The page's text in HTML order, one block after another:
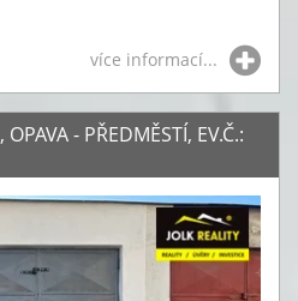
více informací...
, OPAVA - PŘEDMĚSTÍ, EV.Č.: